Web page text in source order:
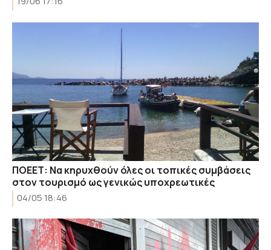
ΠΟΕΕΤ: Να κηρυχθούν όλες οι τοπικές συμβάσεις
στον τουρισμό ως γενικώς υποχρεωτικές
04/05 18:46